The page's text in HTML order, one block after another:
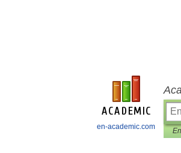
en-academic.com